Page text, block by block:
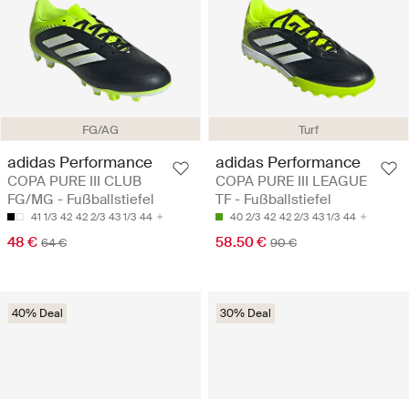
FG/AG
adidas Performance
COPA PURE III CLUB
FG/MG - Fußballstiefel
41 1/3 42 42 2/3 43 1/3 44
48 € 64 €
Turf
adidas Performance
COPA PURE III LEAGUE
TF - Fußballstiefel
40 2/3 42 42 2/3 43 1/3 44
58.50 € 90 €
40% Deal 30% Deal